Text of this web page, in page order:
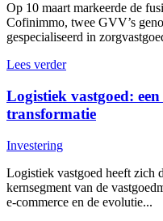
Op 10 maart markeerde de
Cofinimmo, twee GVV’s
gespecialiseerd in
Lees verder
Logistiek vastgoed:
transformatie
Investering
Logistiek vastgoed heeft zich
kernsegment van de
e-commerce en de evolutie...